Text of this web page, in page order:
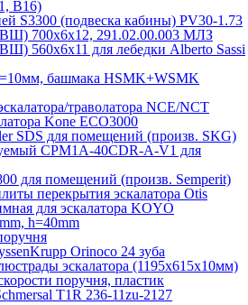
B16)
S3300 (подвеска кабины) PV30-1.73
700х6х12, 291.02.00.003 МЛЗ
560х6х11 для лебедки Alberto Sassi
башмака HSMK+WSMK
траволатора NCE/NCT
Kone ECO3000
SDS для помещений (произв. SKG)
CPM1A-40CDR-A-V1 для
для помещений (произв. Semperit)
перекрытия эскалатора Otis
для эскалатора KOYO
h=40mm
Orinoco 24 зуба
эскалатора (1195х615х10мм)
поручня, пластик
T1R 236-11zu-2127